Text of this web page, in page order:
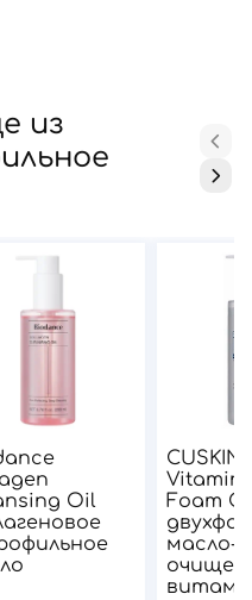
из
Oil
CUSKIN
Vitamin
Foam
масло-